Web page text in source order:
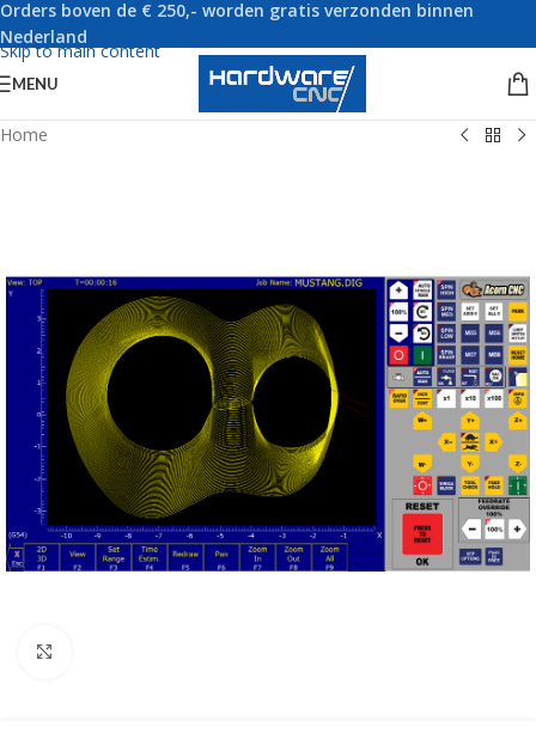
Skip to navigation
Skip to main content
Orders boven de € 250,- worden gratis verzonden binnen
Nederland
MENU
Home